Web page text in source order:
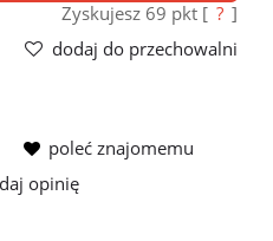
Zyskujesz 69 pkt [ ? ]
dodaj do przechowalni
poleć znajomemu
opinię